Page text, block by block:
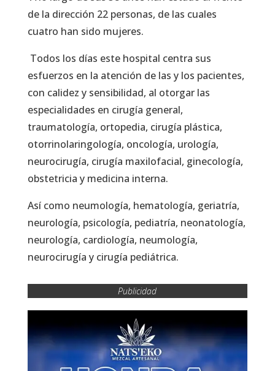
de la dirección 22 personas, de las cuales
cuatro han sido mujeres.
Todos los días este hospital centra sus
esfuerzos en la atención de las y los pacientes,
con calidez y sensibilidad, al otorgar las
especialidades en cirugía general,
traumatología, ortopedia, cirugía plástica,
otorrinolaringología, oncología, urología,
neurocirugía, cirugía maxilofacial, ginecología,
obstetricia y medicina interna.
Así como neumología, hematología, geriatría,
neurología, psicología, pediatría, neonatología,
neurología, cardiología, neumología,
neurocirugía y cirugía pediátrica.
Publicidad